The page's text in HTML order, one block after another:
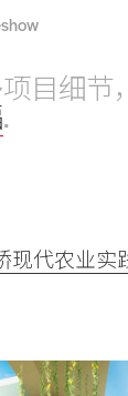
目细节
.
现代农业实